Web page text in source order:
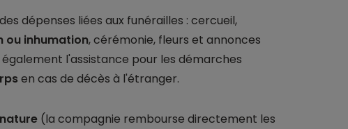
dépenses liées aux funérailles : cercueil,
ou inhumation, cérémonie, fleurs et annonces
l'assistance pour les démarches
en cas de décès à l'étranger.
(la compagnie rembourse directement les